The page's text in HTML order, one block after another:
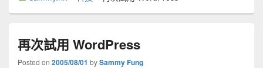
再次試用 WordPress
Posted on 2005/08/01 bySammy Fung